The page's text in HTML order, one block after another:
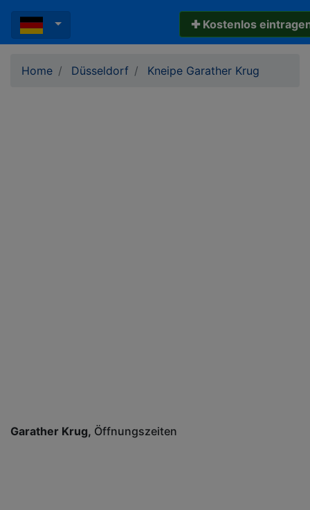
✚ Kostenlos
Home Düsseldorf Kneipe Garather Krug
Garather Krug Öffnungszeiten